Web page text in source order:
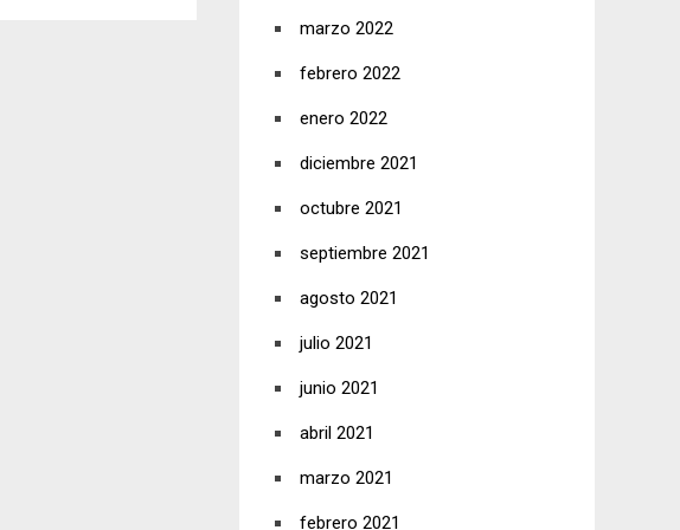
marzo 2022
febrero 2022
enero 2022
diciembre 2021
octubre 2021
septiembre 2021
agosto 2021
julio 2021
junio 2021
abril 2021
marzo 2021
febrero 2021